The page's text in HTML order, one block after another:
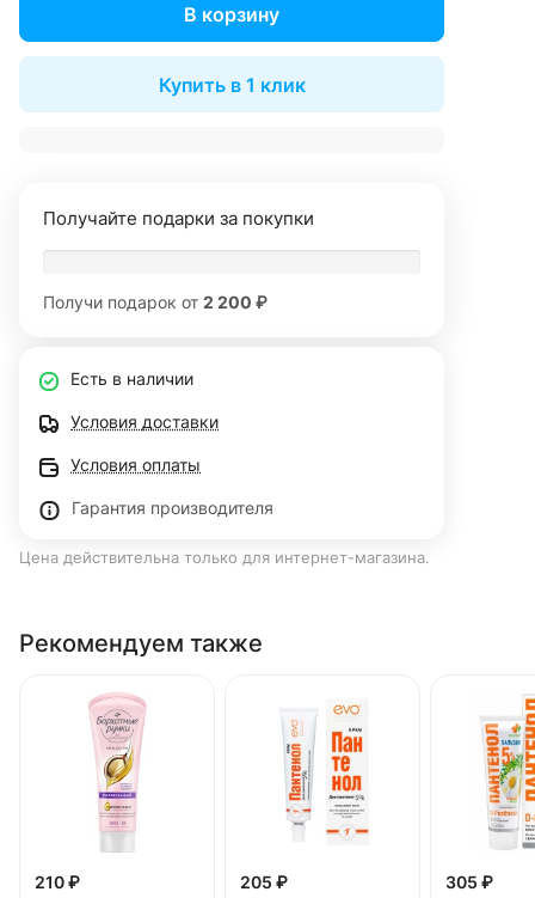
В корзину
Купить в 1 клик
Получайте подарки за покупки
Получи подарок от 2 200 ₽
Есть в наличии
Условия доставки
Условия оплаты
Гарантия производителя
Цена действительна только для интернет-магазина.
Рекомендуем также
210 ₽ 205 ₽ 305 ₽